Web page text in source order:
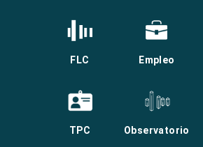
FLC Empleo
TPC Observatorio